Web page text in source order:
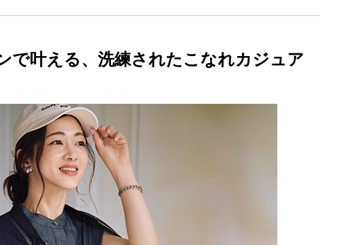
で叶える、洗練されたこなれカジュア